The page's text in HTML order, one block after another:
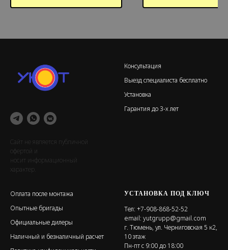
Сайт не является публичной
офертой и
носит информационный
характер.
Консультация
Выезд специалиста бесплатно
Установка
Гарантия до 3-х лет
Оплата после монтажа
Опытные бригады
Официальные дилеры
Наличный и безналичный расчет
УСТАНОВКА ПОД КЛЮЧ
Тел: +7-908-868-52-52
email: yutgrupp@gmail.com
г. Тюмень, ул. Черниговская 5 к2,
10 этаж
Пн-пт с 9:00 до 18:00